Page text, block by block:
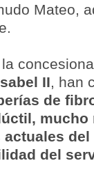
Mateo,
II, han
de
mucho
del